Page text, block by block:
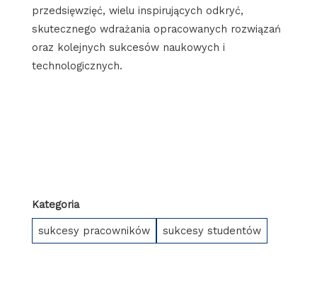
przedsięwzięć, wielu inspirujących odkryć,
skutecznego wdrażania opracowanych rozwiązań
oraz kolejnych sukcesów naukowych i
technologicznych.
Kategoria
sukcesy pracowników sukcesy studentów